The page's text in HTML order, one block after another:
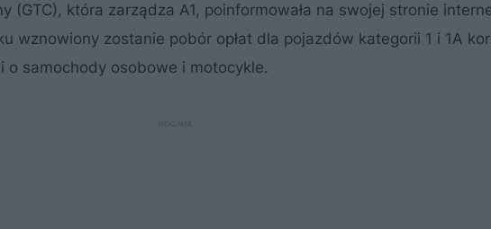
(GTC), która zarządza A1, poinformowała na swojej stronie
wznowiony zostanie pobór opłat dla pojazdów kategorii 1 i 1A
o samochody osobowe i motocykle.